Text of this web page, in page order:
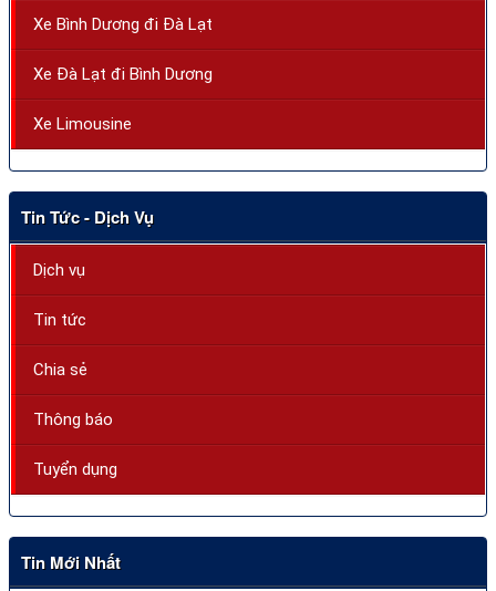
Xe Bình Dương đi Đà Lạt
Xe Đà Lạt đi Bình Dương
Xe Limousine
Tin Tức - Dịch Vụ
Dịch vụ
Tin tức
Chia sẻ
Thông báo
Tuyển dụng
Tin Mới Nhất